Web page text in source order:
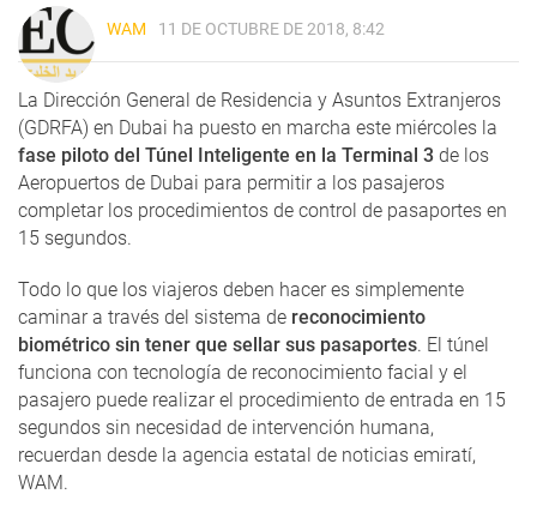
WAM 11 DE OCTUBRE DE 2018, 8:42
La Dirección General de Residencia y Asuntos Extranjeros
(GDRFA) en Dubai ha puesto en marcha este miércoles la
fase piloto del Túnel Inteligente en la Terminal 3 de los
Aeropuertos de Dubai para permitir a los pasajeros
completar los procedimientos de control de pasaportes en
15 segundos.
Todo lo que los viajeros deben hacer es simplemente
caminar a través del sistema de reconocimiento
biométrico sin tener que sellar sus pasaportes. El túnel
funciona con tecnología de reconocimiento facial y el
pasajero puede realizar el procedimiento de entrada en 15
segundos sin necesidad de intervención humana,
recuerdan desde la agencia estatal de noticias emiratí,
WAM.